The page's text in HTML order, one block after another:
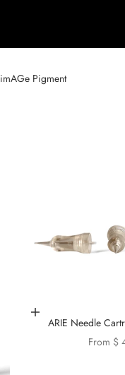
imAGe Pigment
Choose options
ARIE Needle
Sale
From $